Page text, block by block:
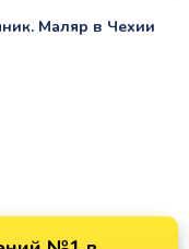
Маляр в Чехии